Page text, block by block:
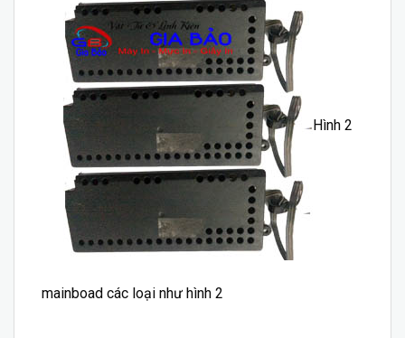
Hình 2
mainboad các loại như hình 2